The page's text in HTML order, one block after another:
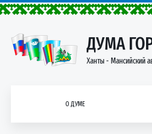
ДУМА
Ханты - Мансийский
О ДУМЕ